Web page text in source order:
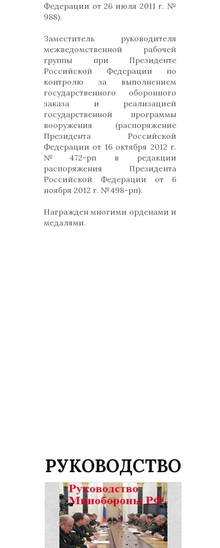
Федерации от 26 июля 2011 г. №
988).
Заместитель руководителя
межведомственной рабочей
группы при Президенте
Российской Федерации по
контролю за выполнением
государственного оборонного
заказа и реализацией
государственной программы
вооружения (распоряжение
Президента Российской
Федерации от 16 октября 2012 г.
№472-рп в редакции
распоряжения Президента
Российской Федерации от 6
ноября 2012 г. №498-рп).
Награжден многими орденами и
медалями.
РУКОВОДСТВО